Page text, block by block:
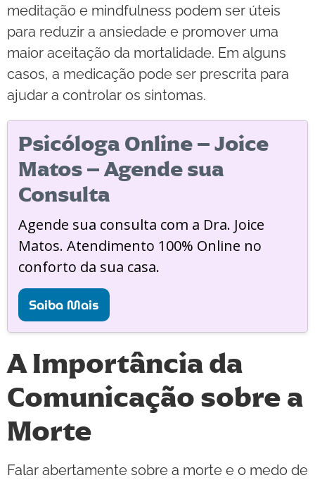
meditação e mindfulness podem ser úteis
para reduzir a ansiedade e promover uma
maior aceitação da mortalidade. Em alguns
casos, a medicação pode ser prescrita para
ajudar a controlar os sintomas.
Psicóloga Online – Joice
Matos – Agende sua
Consulta
Agende sua consulta com a Dra. Joice
Matos. Atendimento 100% Online no
conforto da sua casa.
Saiba Mais
A Importância da
Comunicação sobre a
Morte
Falar abertamente sobre a morte e o medo de